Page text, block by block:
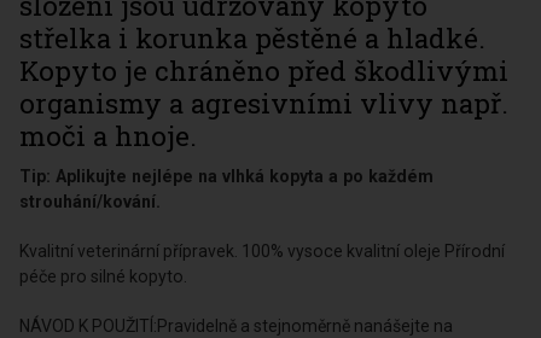
střelka i korunka pěstěné a hladké.
Kopyto je chráněno před škodlivými
organismy a agresivními vlivy např.
moči a hnoje.
Tip: Aplikujte nejlépe na vlhká kopyta a po každém
strouhání/kování.
Kvalitní veterinární přípravek. 100% vysoce kvalitní oleje Přírodní
péče pro silné kopyto.
NÁVOD K POUŽITÍ:Pravidelně a stejnoměrně nanášejte na